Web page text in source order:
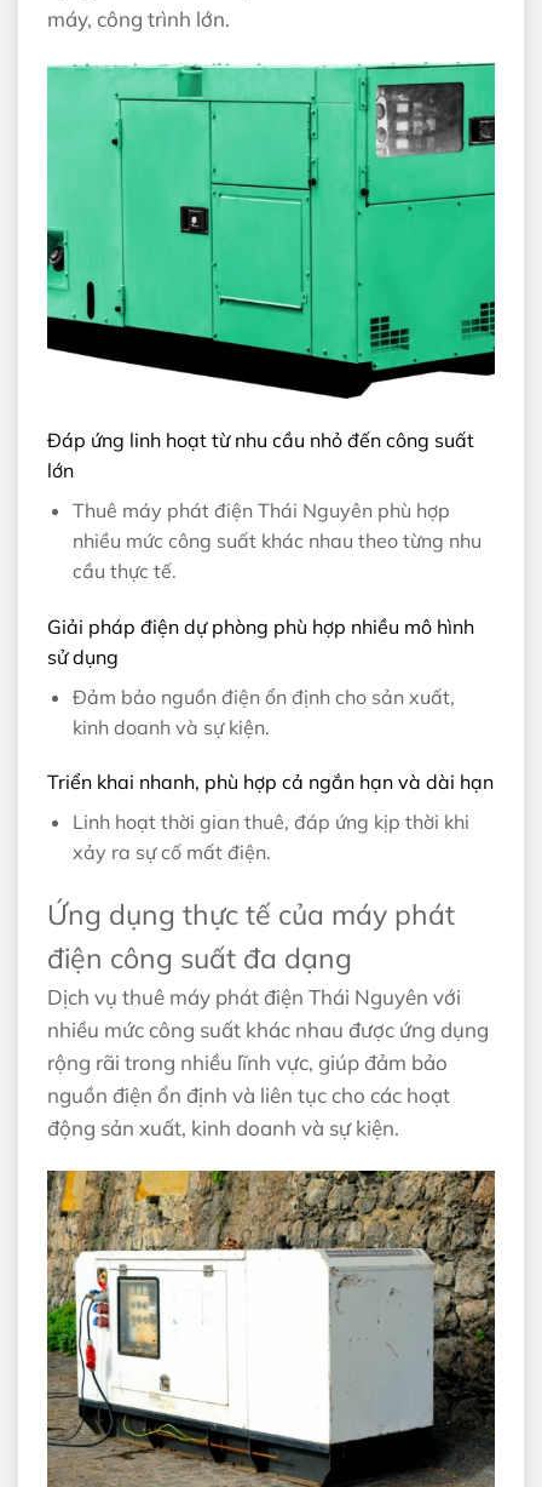
máy, công trình lớn.
Đáp ứng linh hoạt từ nhu cầu nhỏ đến công suất
lớn
Thuê máy phát điện Thái Nguyên phù hợp
nhiều mức công suất khác nhau theo từng nhu
cầu thực tế.
Giải pháp điện dự phòng phù hợp nhiều mô hình
sử dụng
Đảm bảo nguồn điện ổn định cho sản xuất,
kinh doanh và sự kiện.
Triển khai nhanh, phù hợp cả ngắn hạn và dài hạn
Linh hoạt thời gian thuê, đáp ứng kịp thời khi
xảy ra sự cố mất điện.
Ứng dụng thực tế của máy phát
điện công suất đa dạng
Dịch vụ thuê máy phát điện Thái Nguyên với
nhiều mức công suất khác nhau được ứng dụng
rộng rãi trong nhiều lĩnh vực, giúp đảm bảo
nguồn điện ổn định và liên tục cho các hoạt
động sản xuất, kinh doanh và sự kiện.